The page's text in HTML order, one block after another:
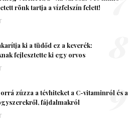
rönk tartja a vízfelszín felett!
ki a tüdőd ez a keverék:
fejlesztette ki egy orvos
zúzza a tévhiteket a C-vitaminról és a
fájdalmakról
9